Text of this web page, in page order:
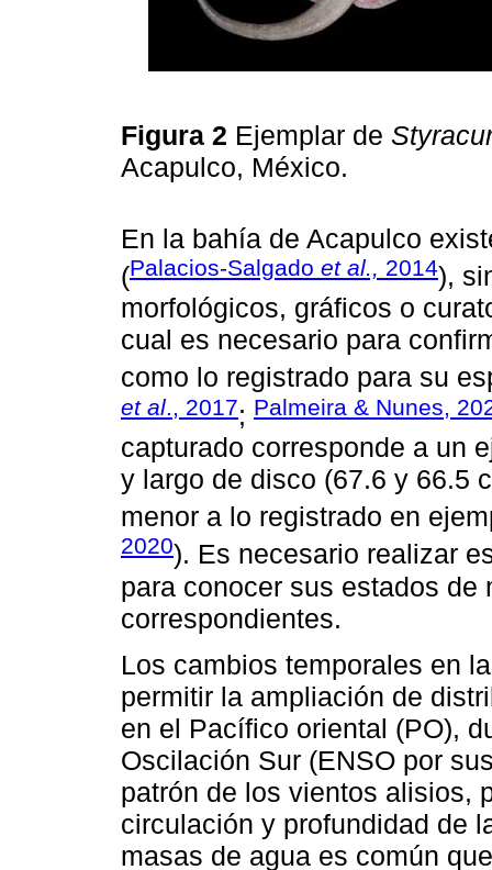
Figura 2 Ejemplar de
Acapulco, México.
En la bahía de Acapulco
(Palacios-Salgado et al., 2014),
morfológicos, gráficos o
cual es necesario para
como lo registrado para su
et al., 2017; Palmeira & Nunes,
capturado corresponde a un
y largo de disco (67.6 y 66.5
menor a lo registrado en
2020). Es necesario realizar
para conocer sus estados de
correspondientes.
Los cambios temporales en
permitir la ampliación de
en el Pacífico oriental (PO),
Oscilación Sur (ENSO por
patrón de los vientos alisios,
circulación y profundidad de
masas de agua es común